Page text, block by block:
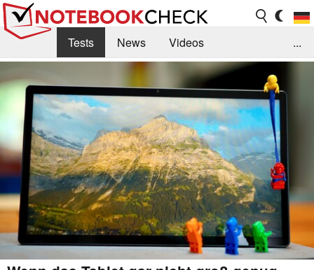
Tests News
Videos
Externe Tests
Kaufberatung
Deals Suche
Jobs
Forum
...